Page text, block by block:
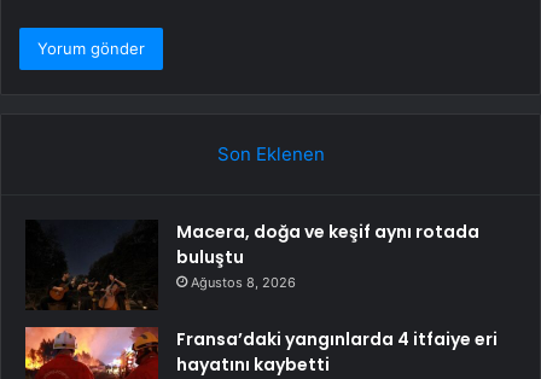
Son Eklenen
Macera, doğa ve keşif aynı rotada
buluştu
Ağustos 8, 2026
Fransa’daki yangınlarda 4 itfaiye eri
hayatını kaybetti